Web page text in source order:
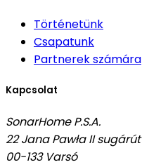
Történetünk
Csapatunk
Partnerek számára
Kapcsolat
SonarHome P.S.A.
22 Jana Pawła II sugárút
00-133 Varsó